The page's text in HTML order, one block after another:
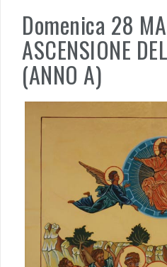
Domenica 28
ASCENSIONE
(ANNO A)